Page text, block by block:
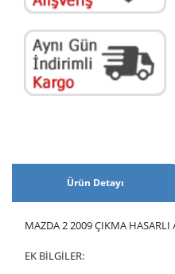
Ürün Detayı
MAZDA 2 2009 ÇIKMA HASARLI
EK BİLGİLER: